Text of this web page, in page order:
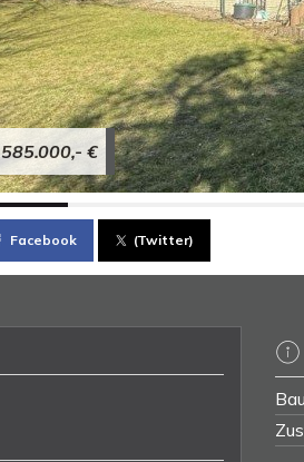
585.000,- €
Facebook (Twitter)